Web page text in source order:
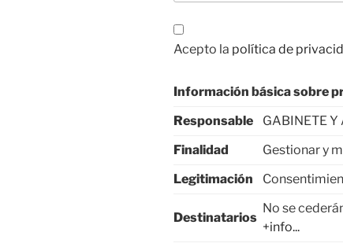
Acepto la política de
Información básica sobre
Responsable
GABINETE Y
Finalidad
Gestionar y
Legitimación
Destinatarios
No se
+info...